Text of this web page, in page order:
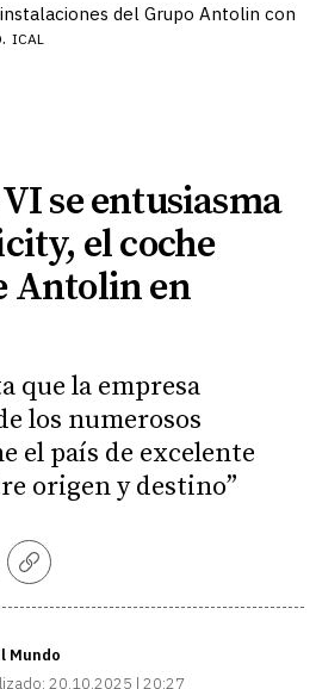
del Grupo Antolin con
ICAL
se entusiasma
el coche
Antolin en
que la empresa
los numerosos
el país de excelente
origen y destino”
Copiar
Mundo
20.10.2025 | 20:27